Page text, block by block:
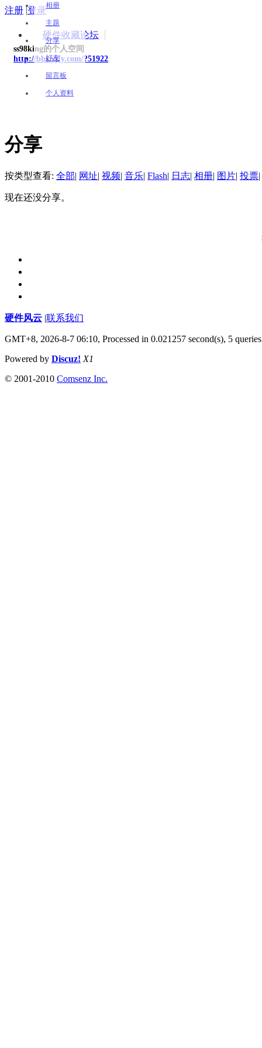
注册 |登录
硬件收藏论坛
ss98king的个人空间
http://bbs.yjfy.com/?51922
相册
主题
分享
好友
留言板
个人资料
分享
按类型查看: 全部 网址 视频 音乐 Flash 日志 相册 图片 投票
现在还没分享。
硬件风云 联系我们
GMT+8, 2026-8-7 06:10, Processed in 0.021257 second(s), 5 queries
Powered by Discuz! X1
© 2001-2010 Comsenz Inc.